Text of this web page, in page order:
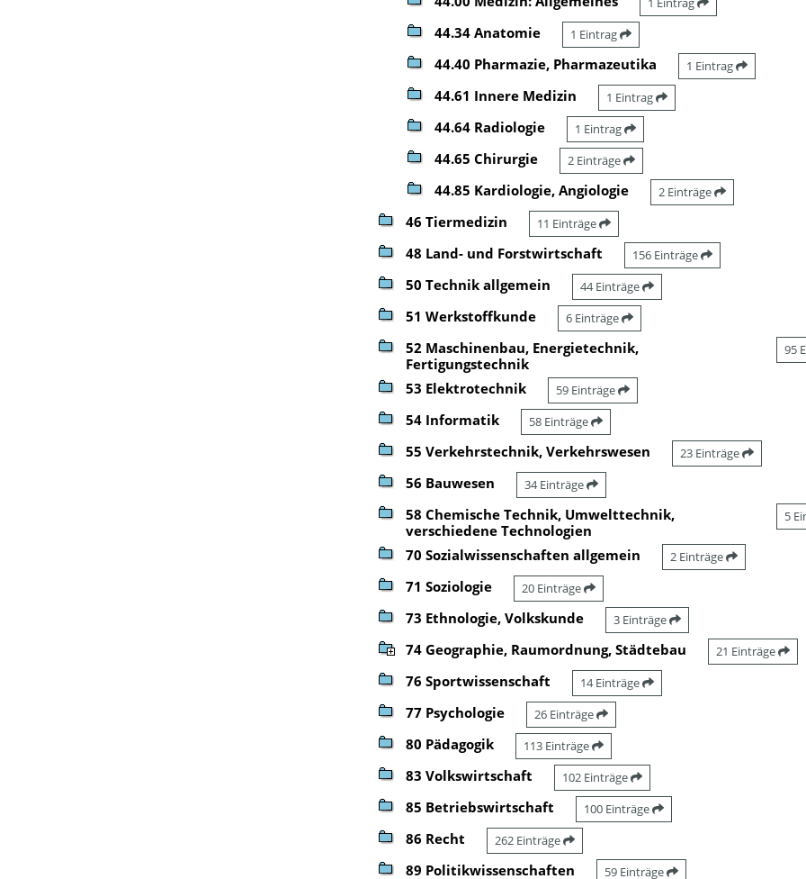
44.34 Anatomie 1 Eintrag
44.40 Pharmazie, Pharmazeutika 1 Eintrag
44.61 Innere Medizin 1 Eintrag
44.64 Radiologie 1 Eintrag
44.65 Chirurgie 2 Einträge
44.85 Kardiologie, Angiologie 2 Einträge
46 Tiermedizin 11 Einträge
48 Land- und Forstwirtschaft 156 Einträge
50 Technik allgemein 44 Einträge
51 Werkstoffkunde 6 Einträge
52 Maschinenbau, Energietechnik,
Fertigungstechnik
95
53 Elektrotechnik 59 Einträge
54 Informatik 58 Einträge
55 Verkehrstechnik, Verkehrswesen 23 Einträge
56 Bauwesen 34 Einträge
58 Chemische Technik, Umwelttechnik,
verschiedene Technologien
5
70 Sozialwissenschaften allgemein 2 Einträge
71 Soziologie 20 Einträge
73 Ethnologie, Volkskunde 3 Einträge
74 Geographie, Raumordnung, Städtebau 21 Einträge
76 Sportwissenschaft 14 Einträge
77 Psychologie 26 Einträge
80 Pädagogik 113 Einträge
83 Volkswirtschaft 102 Einträge
85 Betriebswirtschaft 100 Einträge
86 Recht 262 Einträge
89 Politikwissenschaften 59 Einträge